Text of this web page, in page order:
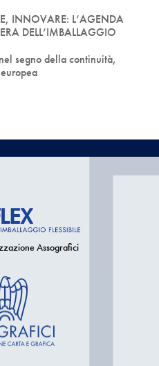
INNOVARE: L’AGENDA
DELL’IMBALLAGGIO
segno della continuità,
Assografici